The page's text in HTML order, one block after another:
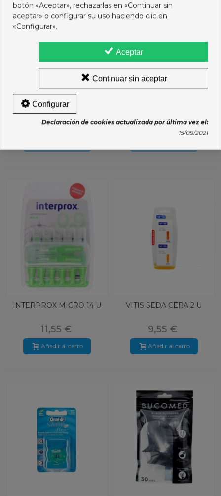
VITIS SEDA DENTAL
CERA 50 M
4,45 € 5,75 €
INTERPROX MICRO 14 U
11,55 €
Añadir al carro
VITIS SEDA CERA 2 U
9,55 €
Añadir al carro
botón «Aceptar», rechazarlas en «Continuar sin
aceptar» o configurar su uso haciendo clic en
«Configurar».
Aceptar
Continuar sin aceptar
Configurar
Declaración de cookies actualizada por última vez el:
15/09/2021